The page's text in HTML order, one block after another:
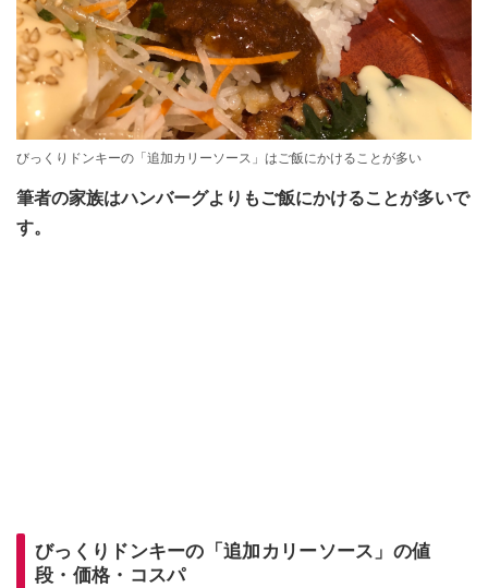
びっくりドンキーの「追加カリーソース」はご飯にかけることが多い
筆者の家族はハンバーグよりもご飯にかけることが多いで
す。
びっくりドンキーの「追加カリーソース」の値
段・価格・コスパ